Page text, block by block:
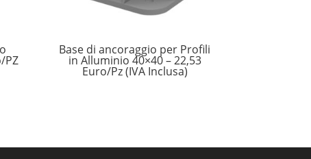
PZ
Base di ancoraggio per Profili
in Alluminio 40×40 – 22,53
Euro/Pz (IVA Inclusa)